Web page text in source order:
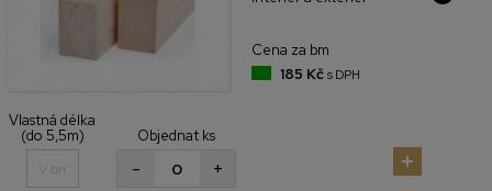
Cena za bm
185 Kč s DPH
Vlastná délka
(do 5,5m)
Objednat ks
+
-